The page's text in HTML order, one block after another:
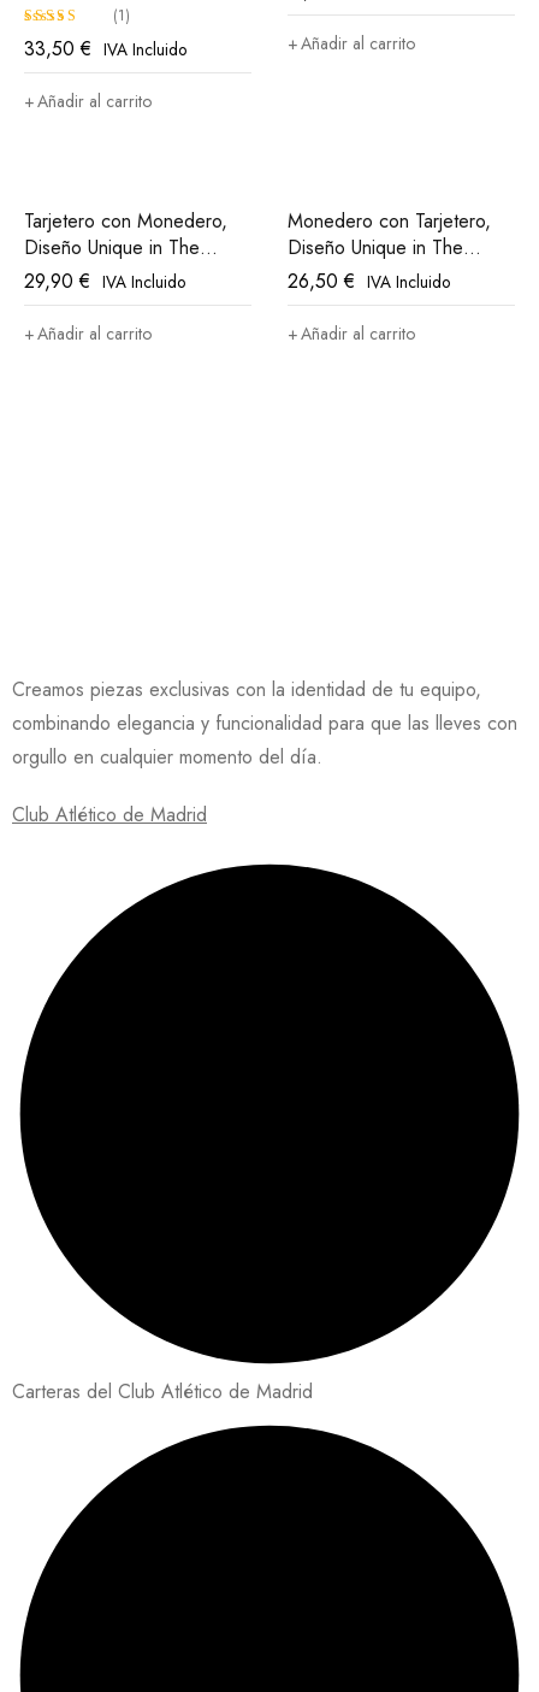
World, Athletic Club Bilbao
Valorado
con5.00
de 5
(1)
33,50€ IVA Incluido
Añadir al carrito
Añadir al carrito
Tarjetero con Monedero,
Diseño Unique in The
World Athletic Club Bilbao
29,90€ IVA Incluido
Añadir al carrito
Monedero con Tarjetero,
Diseño Unique in The
World Athletic Club Bilbao
26,50€ IVA Incluido
Añadir al carrito
Creamos piezas exclusivas con la identidad de tu equipo,
combinando elegancia y funcionalidad para que las lleves con
orgullo en cualquier momento del día.
Club Atlético de Madrid
Carteras del Club Atlético de Madrid